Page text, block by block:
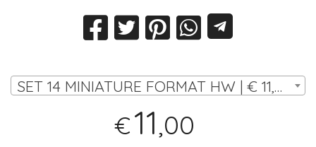
SET 14 MINIATURE FORMAT HW | € 11,00
€11,00